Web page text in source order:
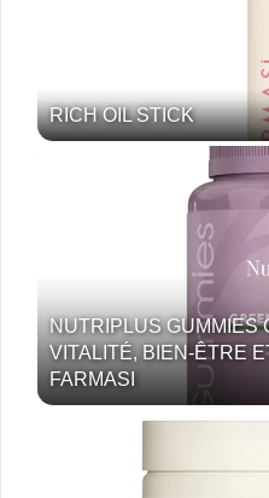
RICH OIL STICK
NUTRIPLUS GUMMIES
VITALITÉ, BIEN-ÊTRE
FARMASI